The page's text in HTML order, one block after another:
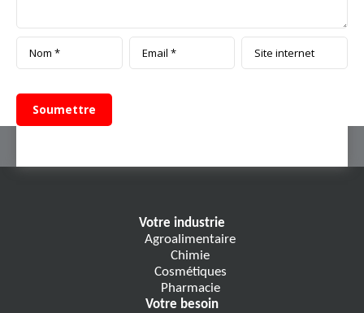
Votre industrie
Agroalimentaire
Chimie
Cosmétiques
Pharmacie
Votre besoin